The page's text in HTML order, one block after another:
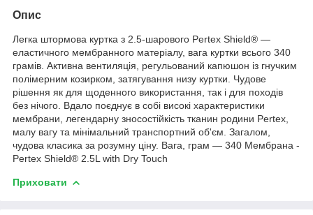
Опис
Легка штормова куртка з 2.5-шарового Pertex Shield® —
еластичного мембранного матеріалу, вага куртки всього 340
грамів. Активна вентиляція, регульований капюшон із гнучким
полімерним козирком, затягування низу куртки. Чудове
рішення як для щоденного використання, так і для походів
без нічого. Вдало поєднує в собі високі характеристики
мембрани, легендарну зносостійкість тканин родини Pertex,
малу вагу та мінімальний транспортний об'єм. Загалом,
чудова класика за розумну ціну. Вага, грам — 340 Мембрана -
Pertex Shield® 2.5L with Dry Touch
Приховати